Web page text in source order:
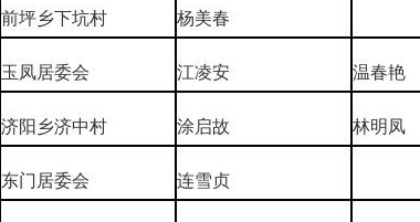
前坪乡下坑村 杨美春
玉凤居委会 江凌安 温春艳
济阳乡济中村 涂启故 林明凤
东门居委会 连雪贞